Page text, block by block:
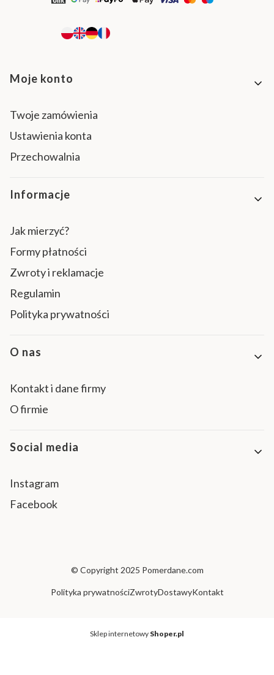
Linki w stopce
Moje konto
Twoje zamówienia
Ustawienia konta
Przechowalnia
Informacje
Jak mierzyć?
Formy płatności
Zwroty i reklamacje
Regulamin
Polityka prywatności
O nas
Kontakt i dane firmy
O firmie
Social media
Instagram
Facebook
© Copyright 2025 Pomerdane.com
Polityka prywatnościZwrotyDostawyKontakt
Sklep internetowy Shoper.pl